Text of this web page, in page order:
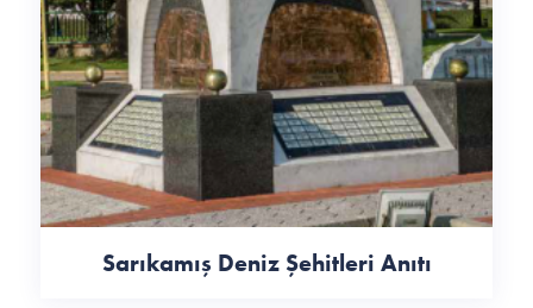
Sarıkamış Deniz Şehitleri Anıtı